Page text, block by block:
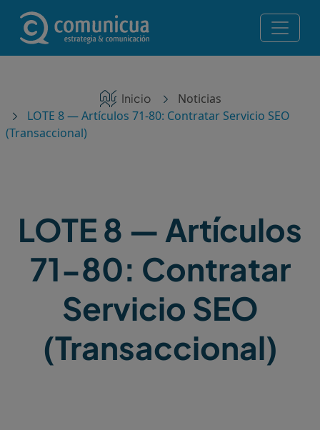
Navegación principal
Contacto
¡Consulta gratis!
Ruta de navegación
Inicio
Noticias
LOTE 8 — Artículos 71-80: Contratar Servicio SEO
(Transaccional)
LOTE 8 — Artículos
71-80: Contratar
Servicio SEO
(Transaccional)